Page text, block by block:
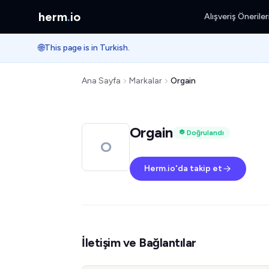
herm.io Alışveriş Önerileri
🌐This page is in Turkish.
Ana Sayfa Markalar Orgain
O
Orgain Doğrulandı
Herm.io'da takip et
İletişim ve Bağlantılar